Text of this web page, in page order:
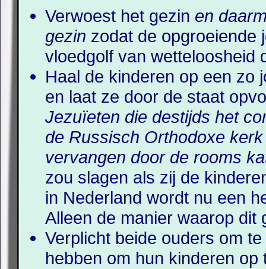
Verwoest het gezin en
gezin zodat de opgroeiende
vloedgolf van wetteloosheid
Haal de kinderen op een zo
en laat ze door de staat
Jezuïeten die destijds het
de Russisch Orthodoxe
vervangen door de rooms
zou slagen als zij de
in Nederland wordt nu een
Alleen de manier waarop dit
Verplicht beide ouders om
hebben om hun kinderen op